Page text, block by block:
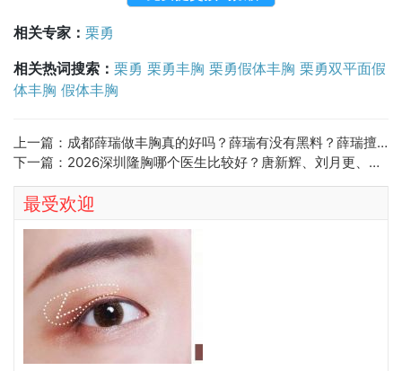
相关专家： 栗勇
相关热词搜索： 栗勇 栗勇丰胸 栗勇假体丰胸 栗勇双平面假
体丰胸 假体丰胸
上一篇： 成都薛瑞做丰胸真的好吗？薛瑞有没有黑料？薛瑞擅长假体隆胸还是脂肪丰胸？
下一篇： 2026深圳隆胸哪个医生比较好？唐新辉、刘月更、董振华、朱志祥、孙婧谁丰胸技术好？
最受欢迎